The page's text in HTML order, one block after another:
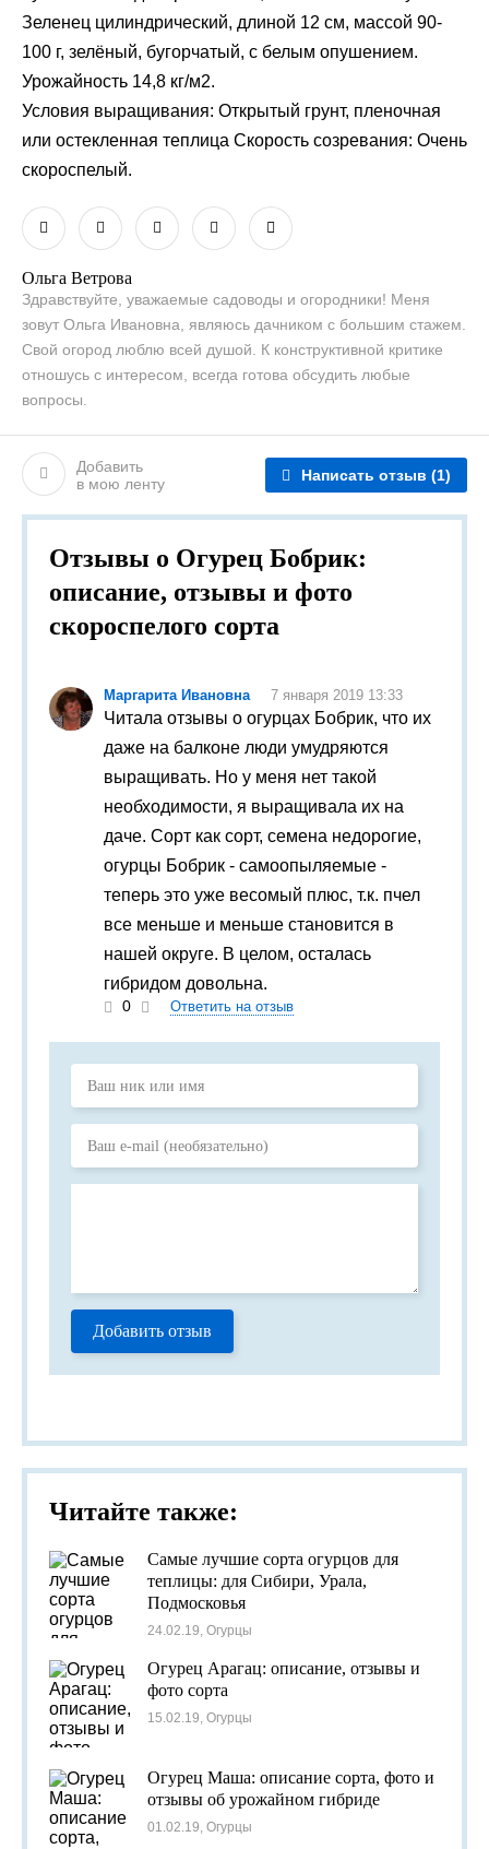
Зеленец цилиндрический, длиной 12 см, массой 90-
100 г, зелёный, бугорчатый, с белым опушением.
Урожайность 14,8 кг/м2.
Условия выращивания: Открытый грунт, пленочная
или остекленная теплица Скорость созревания: Очень
скороспелый.
Ольга Ветрова
Здравствуйте, уважаемые садоводы и огородники! Меня
зовут Ольга Ивановна, являюсь дачником с большим стажем.
Свой огород люблю всей душой. К конструктивной критике
отношусь с интересом, всегда готова обсудить любые
вопросы.
Добавить
в мою ленту
Написать отзыв (1)
Отзывы о Огурец Бобрик:
описание, отзывы и фото
скороспелого сорта
Маргарита Ивановна 7 января 2019 13:33
Читала отзывы о огурцах Бобрик, что их
даже на балконе люди умудряются
выращивать. Но у меня нет такой
необходимости, я выращивала их на
даче. Сорт как сорт, семена недорогие,
огурцы Бобрик - самоопыляемые -
теперь это уже весомый плюс, т.к. пчел
все меньше и меньше становится в
нашей округе. В целом, осталась
гибридом довольна.
0 Ответить на отзыв
Добавить отзыв
Читайте также:
Самые лучшие сорта огурцов для
теплицы: для Сибири, Урала,
Подмосковья
24.02.19, Огурцы
Огурец Арагац: описание, отзывы и
фото сорта
15.02.19, Огурцы
Огурец Маша: описание сорта, фото и
отзывы об урожайном гибриде
01.02.19, Огурцы